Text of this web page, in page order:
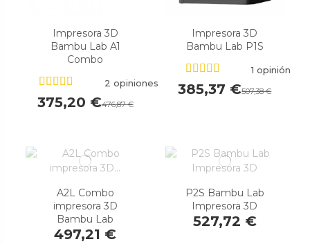
Impresora 3D
Bambu Lab A1
Combo
2 opiniones
375,20 €476,87 €
Impresora 3D
Bambu Lab P1S
1 opinión
385,37 €507,38 €
A2L Combo
impresora 3D
Bambu Lab
497,21 €
P2S Bambu Lab
Impresora 3D
527,72 €